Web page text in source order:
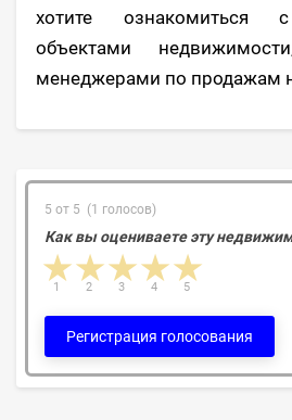
хотите ознакомиться
объектами
менеджерами по продажам
5 от 5 (1 голосов)
Как вы оцениваете эту
4 stars
3 stars
2 stars
1 star 5
4
3
2
1
Регистрация голосования